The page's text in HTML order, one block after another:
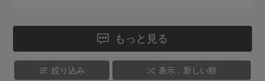
もっと見る
絞り込み 表示：新しい順